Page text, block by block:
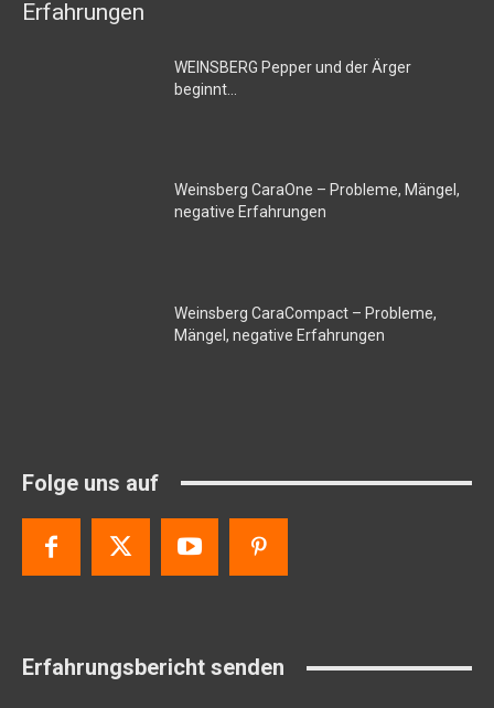
Erfahrungen
WEINSBERG Pepper und der Ärger
beginnt…
Weinsberg CaraOne – Probleme, Mängel,
negative Erfahrungen
Weinsberg CaraCompact – Probleme,
Mängel, negative Erfahrungen
Folge uns auf
Erfahrungsbericht senden